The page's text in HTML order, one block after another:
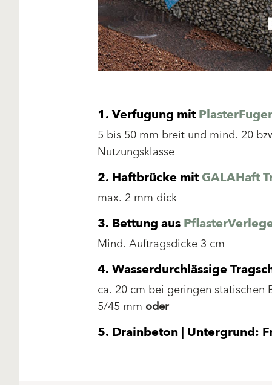
1.Verfugung mit
5 bis 50 mm breit und mind. 20
Nutzungsklasse
2. Haftbrücke mitGALAHaft
max. 2 mm dick
3. Bettung aus
Mind. Auftragsdicke 3 cm
4.Wasserdurchlässige
ca. 20 cm bei geringen statischen
5/45 mm oder
5. Drainbeton | Untergrund: